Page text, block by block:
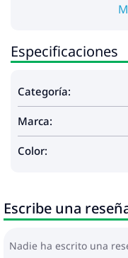
Estructura de
Material:
contrachapada
ancho x alto)
Patas de
Requiere
Colchón:
Material:
Firmeza: Media
Dimensiones:
Colchón
Especificaciones
Categoría:
Marca:
Color:
Escribe una
Nadie ha escrito una